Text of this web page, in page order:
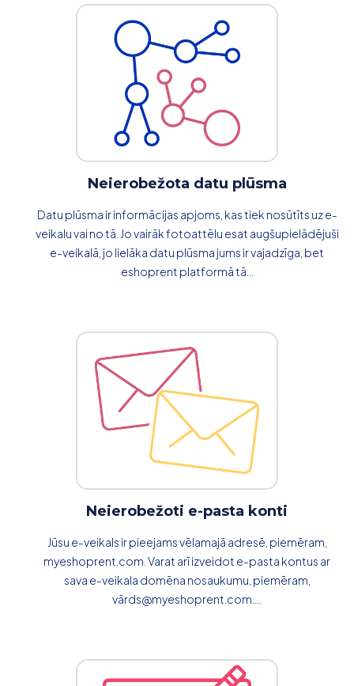
Neierobežota datu plūsma
Datu plūsma ir informācijas apjoms, kas tiek nosūtīts uz e-
veikalu vai no tā. Jo vairāk fotoattēlu esat augšupielādējuši
e-veikalā, jo lielāka datu plūsma jums ir vajadzīga, bet
eshoprent platformā tā...
Neierobežoti e-pasta konti
Jūsu e-veikals ir pieejams vēlamajā adresē, piemēram,
myeshoprent.com. Varat arī izveidot e-pasta kontus ar
sava e-veikala domēna nosaukumu, piemēram,
vārds@myeshoprent.com....